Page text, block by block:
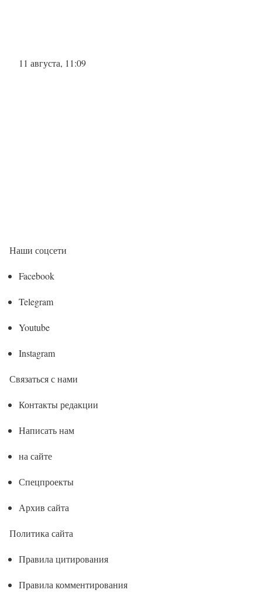
11 августа, 11:09
Наши соцсети
Facebook
Telegram
Youtube
Instagram
Связаться с нами
Контакты редакции
Написать нам
на сайте
Спецпроекты
Архив сайта
Политика сайта
Правила цитирования
Правила комментирования